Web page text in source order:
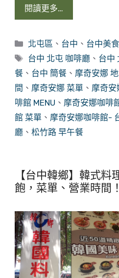
閱讀更多…
分
類
北屯區 、 台中 、 台中美食
標
籤
台中 北屯 咖啡廳 、 台中
餐 、 台中 簡餐 、 摩奇安娜
間 、 摩奇安娜 菜單 、 摩奇安
啡館 MENU 、 摩奇安娜咖啡
館 菜單 、 摩奇安娜咖啡館-
廳 、 松竹路 早午餐
【台中韓鄉】韓式料
飽，菜單、營業時間